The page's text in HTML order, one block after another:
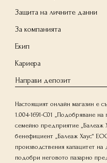
Защита на личните данни
За компанията
Екип
Кариера
Направи депозит
Настоящият онлайн магазин е
1.004-1691-C01 „Подобряване
семейно предприятие „Балеаж
бенефициент „Балеаж Хаус“
производствения капацитет на
подобри неговото пазарно